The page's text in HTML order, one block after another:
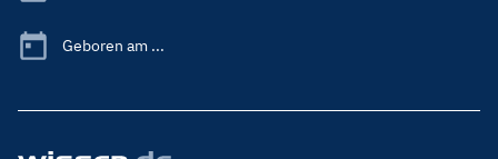
Geboren am ...